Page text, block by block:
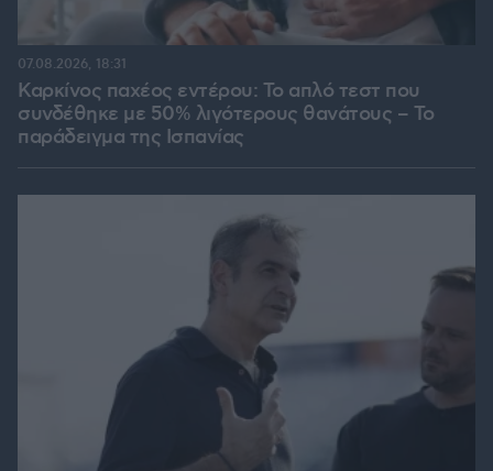
Καρκίνος παχέος εντέρου: Το απλό τεστ που
συνδέθηκε με 50% λιγότερους θανάτους – Το
παράδειγμα της Ισπανίας
07.08.2026, 18:31